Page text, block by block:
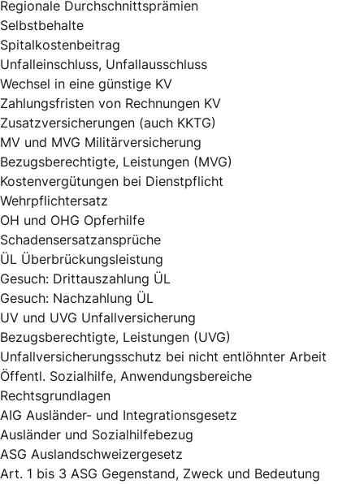
Regionale Durchschnittsprämien
Selbstbehalte
Spitalkostenbeitrag
Unfalleinschluss, Unfallausschluss
Wechsel in eine günstige KV
Zahlungsfristen von Rechnungen KV
Zusatzversicherungen (auch KKTG)
MV und MVG Militärversicherung
Bezugsberechtigte, Leistungen (MVG)
Kostenvergütungen bei Dienstpflicht
Wehrpflichtersatz
OH und OHG Opferhilfe
Schadensersatzansprüche
ÜL Überbrückungsleistung
Gesuch: Drittauszahlung ÜL
Gesuch: Nachzahlung ÜL
UV und UVG Unfallversicherung
Bezugsberechtigte, Leistungen (UVG)
Unfallversicherungsschutz bei nicht entlöhnter Arbeit
Öffentl. Sozialhilfe, Anwendungsbereiche
Rechtsgrundlagen
AIG Ausländer- und Integrationsgesetz
Ausländer und Sozialhilfebezug
ASG Auslandschweizergesetz
Art. 1 bis 3 ASG Gegenstand, Zweck und Bedeutung